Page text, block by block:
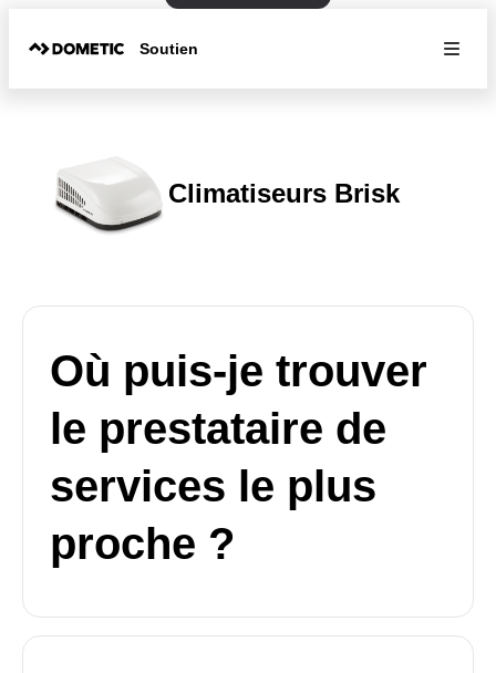
Soutien
Climatiseurs Brisk
Où puis-je trouver
le prestataire de
services le plus
proche ?